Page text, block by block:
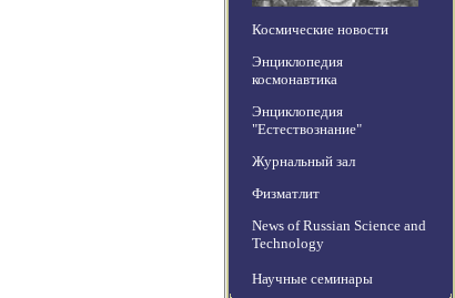
Космические новости
Энциклопедия
космонавтика
Энциклопедия
"Естествознание"
Журнальный зал
Физматлит
News of Russian Science and
Technology
Научные семинары